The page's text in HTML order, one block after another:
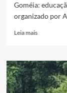
Goméia:
organizado por
Leia maisRead
Dossiê
temático
“Joãozinho
da